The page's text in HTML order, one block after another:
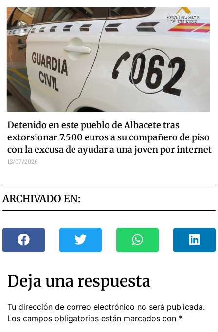
Detenido en este pueblo de Albacete tras
extorsionar 7.500 euros a su compañero de piso
con la excusa de ayudar a una joven por internet
13/07/2026
ARCHIVADO EN:
Deja una respuesta
Tu dirección de correo electrónico no será publicada.
Los campos obligatorios están marcados con *